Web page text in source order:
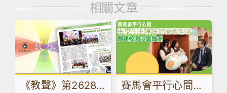
相關文章
《教聲》第2628
賽馬會平行心間：